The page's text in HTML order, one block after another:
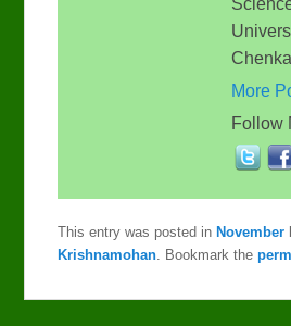
More
Follow
This entry was posted in November
Krishnamohan. Bookmark the